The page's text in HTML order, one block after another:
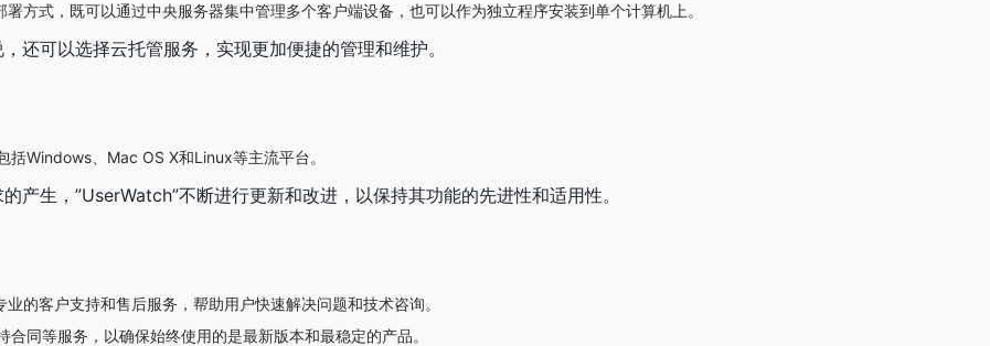
署方式，既可以通过中央服务器集中管理多个客户端设备，也可以作为独立程序安装到单个计算机上。
还可以选择云托管服务，实现更加便捷的管理和维护。
括Windows、Mac OS X和Linux等主流平台。
产生，”UserWatch”不断进行更新和改进，以保持其功能的先进性和适用性。
业的客户支持和售后服务，帮助用户快速解决问题和技术咨询。
合同等服务，以确保始终使用的是最新版本和最稳定的产品。